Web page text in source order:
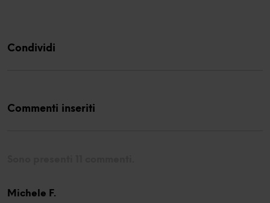
Condividi
Commenti inseriti
Michele F.